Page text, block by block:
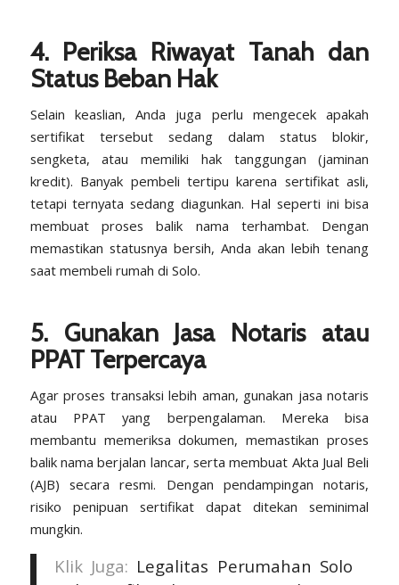
4. Periksa Riwayat Tanah dan
Status Beban Hak
Selain keaslian, Anda juga perlu mengecek apakah
sertifikat tersebut sedang dalam status blokir,
sengketa, atau memiliki hak tanggungan (jaminan
kredit). Banyak pembeli tertipu karena sertifikat asli,
tetapi ternyata sedang diagunkan. Hal seperti ini bisa
membuat proses balik nama terhambat. Dengan
memastikan statusnya bersih, Anda akan lebih tenang
saat membeli rumah di Solo.
5. Gunakan Jasa Notaris atau
PPAT Terpercaya
Agar proses transaksi lebih aman, gunakan jasa notaris
atau PPAT yang berpengalaman. Mereka bisa
membantu memeriksa dokumen, memastikan proses
balik nama berjalan lancar, serta membuat Akta Jual Beli
(AJB) secara resmi. Dengan pendampingan notaris,
risiko penipuan sertifikat dapat ditekan seminimal
mungkin.
Klik Juga: Legalitas Perumahan Solo